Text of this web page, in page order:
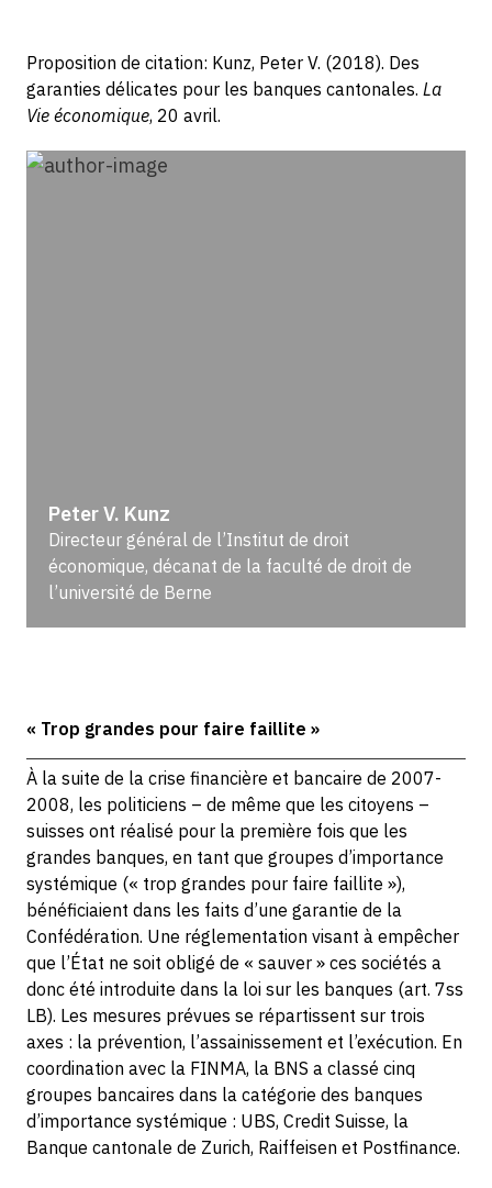
Proposition de citation: Kunz, Peter V. (2018). Des
garanties délicates pour les banques cantonales. La
Vie économique, 20 avril.
Peter V. Kunz
Directeur général de l’Institut de droit
économique, décanat de la faculté de droit de
l’université de Berne
« Trop grandes pour faire faillite »
À la suite de la crise financière et bancaire de 2007-
2008, les politiciens – de même que les citoyens –
suisses ont réalisé pour la première fois que les
grandes banques, en tant que groupes d’importance
systémique (« trop grandes pour faire faillite »),
bénéficiaient dans les faits d’une garantie de la
Confédération. Une réglementation visant à empêcher
que l’État ne soit obligé de « sauver » ces sociétés a
donc été introduite dans la loi sur les banques (art. 7ss
LB). Les mesures prévues se répartissent sur trois
axes : la prévention, l’assainissement et l’exécution. En
coordination avec la FINMA, la BNS a classé cinq
groupes bancaires dans la catégorie des banques
d’importance systémique : UBS, Credit Suisse, la
Banque cantonale de Zurich, Raiffeisen et Postfinance.